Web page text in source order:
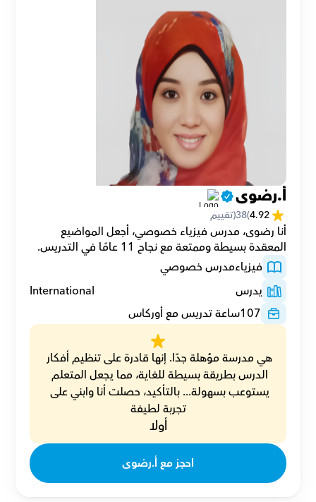
أ.رضوى
4.92
(
38(تقييم
المعقدة بسيطة وممتعة مع نجاح 11 عامًا في التدريس.
فيزياءمدرس خصوصي
يدرس
International
107ساعة تدريس مع أوركاس
تجربة لطيفة
أولا
احجز مع أ.رضوى